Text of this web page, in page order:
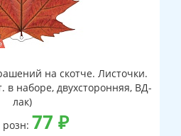
на скотче. Листочки.
в наборе, двухсторонняя, ВД-
лак)
77 ₽